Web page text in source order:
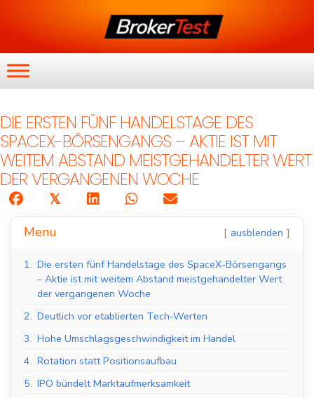
DIE ERSTEN FÜNF HANDELSTAGE DES
SPACEX-BÖRSENGANGS – AKTIE IST MIT
WEITEM ABSTAND MEISTGEHANDELTER WERT
DER VERGANGENEN WOCHE
𝕏
Menu ausblenden
1. Die ersten fünf Handelstage des SpaceX-Börsengangs
– Aktie ist mit weitem Abstand meistgehandelter Wert
der vergangenen Woche
2. Deutlich vor etablierten Tech-Werten
3. Hohe Umschlagsgeschwindigkeit im Handel
4. Rotation statt Positionsaufbau
5. IPO bündelt Marktaufmerksamkeit